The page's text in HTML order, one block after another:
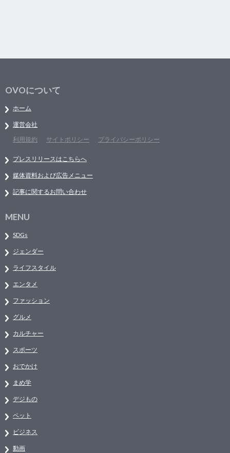
OVOについて
ホーム
運営会社
利用規約
サイトポリシー プライバシーポリシー
プレスリリースはこちらへ
媒体資料および広告メニュー
記事に関するお問い合わせ
MENU
SDGs
ジェンダー
ライフスタイル
エンタメ
ファッション
グルメ
カルチャー
スポーツ
おでかけ
まめ学
デジもの
ペット
ビジネス
動画